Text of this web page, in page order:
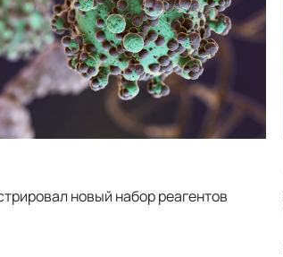
новый набор реагентов